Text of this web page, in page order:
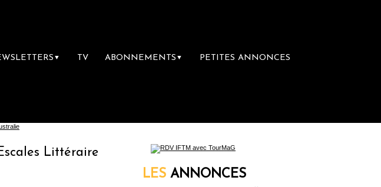
▼ TV ABONNEMENTS ▼ PETITES ANNONCES
la première librairie du voyage
LES ANNONCES